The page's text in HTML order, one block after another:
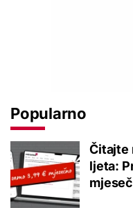
Popularno
Čitajte
ljeta: